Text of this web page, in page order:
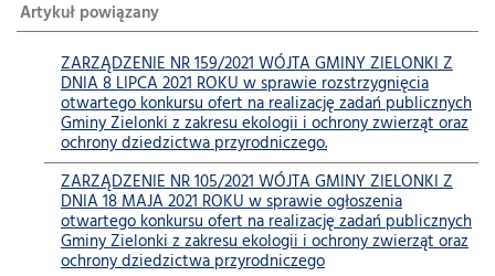
Artykuł powiązany
ZARZĄDZENIE NR 159/2021 WÓJTA GMINY ZIELONKI Z
DNIA 8 LIPCA 2021 ROKU w sprawie rozstrzygnięcia
otwartego konkursu ofert na realizację zadań publicznych
Gminy Zielonki z zakresu ekologii i ochrony zwierząt oraz
ochrony dziedzictwa przyrodniczego.
ZARZĄDZENIE NR 105/2021 WÓJTA GMINY ZIELONKI Z
DNIA 18 MAJA 2021 ROKU w sprawie ogłoszenia
otwartego konkursu ofert na realizację zadań publicznych
Gminy Zielonki z zakresu ekologii i ochrony zwierząt oraz
ochrony dziedzictwa przyrodniczego